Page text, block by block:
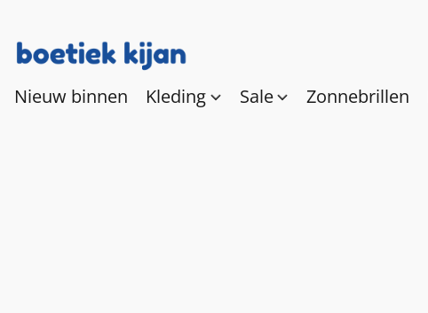
Nieuw binnen Kleding Sale Zonnebrillen